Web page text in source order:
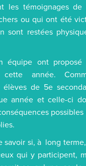
les témoignages
ou qui ont été
sont restées
équipe ont proposé
année.
élèves de 5e
année et celle-ci
savoir si, à long
qui y participent,